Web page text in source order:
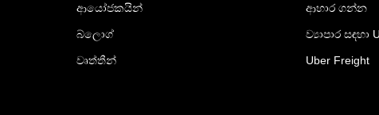
ආයෝජකයින්
බ්ලොග්
වෘත්තීන්
ආහාර ගන්න
ව්‍යාපාර සඳහා
Uber Freight